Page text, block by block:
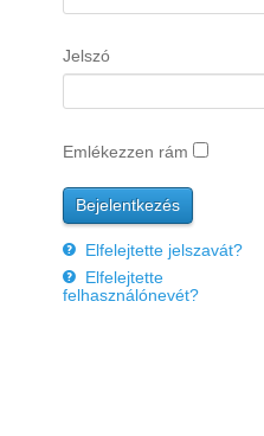
Jelszó
Emlékezzen rám
Elfelejtette jelszavát?
Elfelejtette
felhasználónevét?